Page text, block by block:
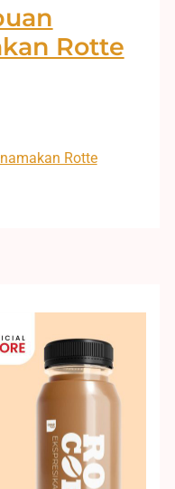
Rotte
Rotte